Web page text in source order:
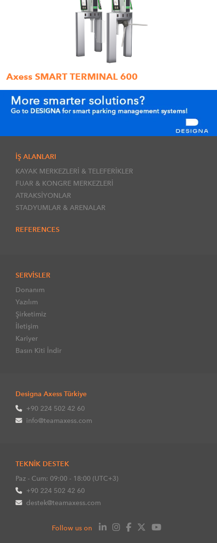
Axess SMART TERMINAL 600
İŞ ALANLARI
KAYAK MERKEZLERİ & TELEFERİKLER
FUAR & KONGRE MERKEZLERİ
ATRAKSİYONLAR
STADYUMLAR & ARENALAR
REFERENCES
SERVİSLER
Donanım
Yazılım
Şirketimiz
İletişim
Kariyer
Basın Kiti İndir
Designa Axess Türkiye
+90 224 502 42 60
info@teamaxess.com
TEKNİK DESTEK
Paz - Cum: 09:00 - 18:00 (UTC+3)
+90 224 502 42 60
destek@teamaxess.com
Follow us on